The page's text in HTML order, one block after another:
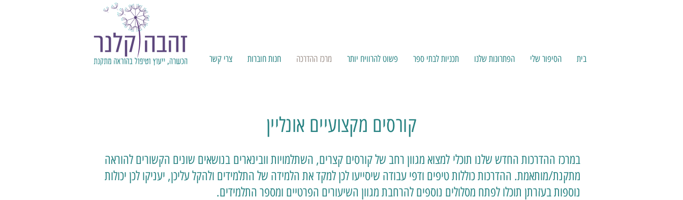
בית הסיפור שלי הפתרונות שלנו תכניות לבתי ספר פשוט להרוויח יותר מרכז ההדרכה חנות חוברות צרי קשר
קורסים מקצועיים אונליין
במרכז ההדרכות החדש שלנו תוכלי למצוא מגוון רחב של קורסים קצרים, השתלמויות וובינארים בנושאים שונים הקשורים להוראה
מתקנת/מותאמת. ההדרכות כוללות טיפים ודפי עבודה שיסייעו לכן למקד את הלמידה של התלמידים ולהקל עליכן, יעניקו לכן יכולות
נוספות בעזרתן תוכלו לפתח מסלולים נוספים להרחבת מגוון השיעורים הפרטיים ומספר התלמידים.